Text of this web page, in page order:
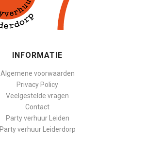
INFORMATIE
Algemene voorwaarden
Privacy Policy
Veelgestelde vragen
Contact
Party verhuur Leiden
Party verhuur Leiderdorp